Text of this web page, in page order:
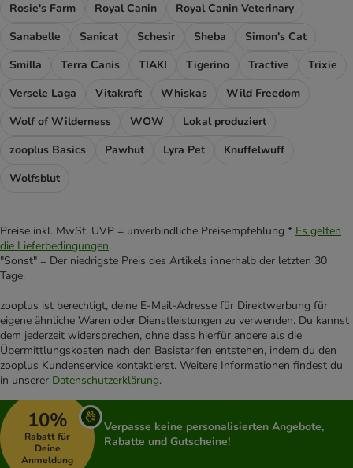
Rosie's Farm
Royal Canin
Royal Canin Veterinary
Sanabelle
Sanicat Schesir Sheba
Simon's Cat
Smilla
Terra Canis TIAKI Tigerino Tractive
Trixie
Versele Laga
Vitakraft Whiskas
Wild Freedom
Wolf of Wilderness
WOW
Lokal produziert
zooplus Basics
Pawhut Lyra Pet
Knuffelwuff
Wolfsblut
Preise inkl. MwSt. UVP = unverbindliche Preisempfehlung * Es gelten
die Lieferbedingungen
"Sonst" = Der niedrigste Preis des Artikels innerhalb der letzten 30
Tage.
zooplus ist berechtigt, deine E-Mail-Adresse für Direktwerbung für
eigene ähnliche Waren oder Dienstleistungen zu verwenden. Du kannst
dem jederzeit widersprechen, ohne dass hierfür andere als die
Übermittlungskosten nach den Basistarifen entstehen, indem du den
zooplus Kundenservice kontaktierst. Weitere Informationen findest du
in unserer Datenschutzerklärung.
10%
Rabatt für
Deine
Anmeldung
Verpasse keine personalisierten Angebote,
Rabatte und Gutscheine!